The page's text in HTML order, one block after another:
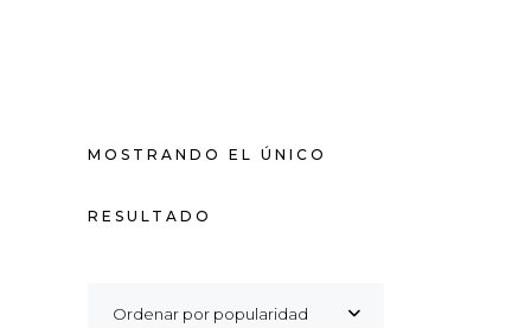
MOSTRANDO EL ÚNICO
RESULTADO
Ordenar por popularidad